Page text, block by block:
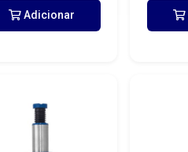
Adicionar